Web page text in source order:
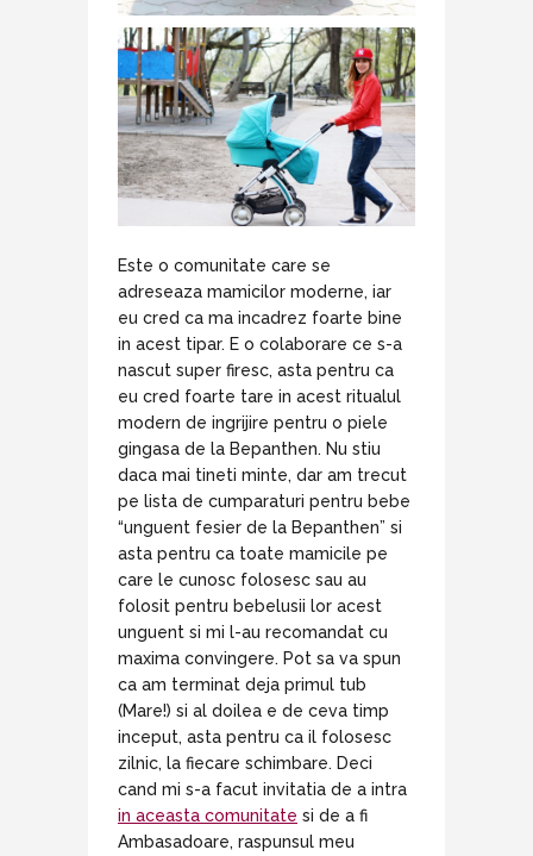
Este o comunitate care se
adreseaza mamicilor moderne, iar
eu cred ca ma incadrez foarte bine
in acest tipar. E o colaborare ce s-a
nascut super firesc, asta pentru ca
eu cred foarte tare in acest ritualul
modern de ingrijire pentru o piele
gingasa de la Bepanthen. Nu stiu
daca mai tineti minte, dar am trecut
pe lista de cumparaturi pentru bebe
“unguent fesier de la Bepanthen” si
asta pentru ca toate mamicile pe
care le cunosc folosesc sau au
folosit pentru bebelusii lor acest
unguent si mi l-au recomandat cu
maxima convingere. Pot sa va spun
ca am terminat deja primul tub
(Mare!) si al doilea e de ceva timp
inceput, asta pentru ca il folosesc
zilnic, la fiecare schimbare. Deci
cand mi s-a facut invitatia de a intra
in aceasta comunitate si de a fi
Ambasadoare, raspunsul meu